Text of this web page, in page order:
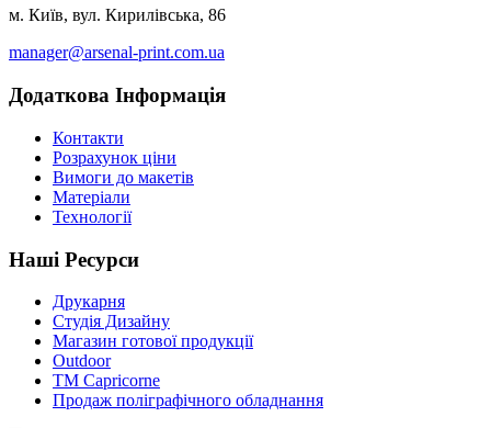
м. Київ, вул. Кирилівська, 86
manager@arsenal-print.com.ua
Додаткова Інформація
Контакти
Розрахунок ціни
Вимоги до макетів
Матеріали
Технології
Наші Ресурси
Друкарня
Студія Дизайну
Магазин готової продукції
Outdoor
TM Capricorne
Продаж поліграфічного обладнання